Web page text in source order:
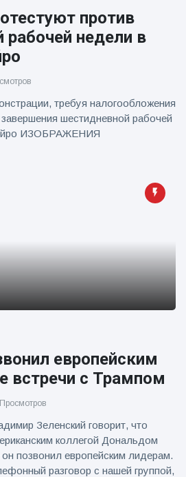
против
рабочей недели в
требуя налогообложения
шестидневной рабочей
ИЗОБРАЖЕНИЯ
европейским
встречи с Трампом
Зеленский говорит, что
коллегой Дональдом
позвонил европейским лидерам.
разговор с нашей группой,